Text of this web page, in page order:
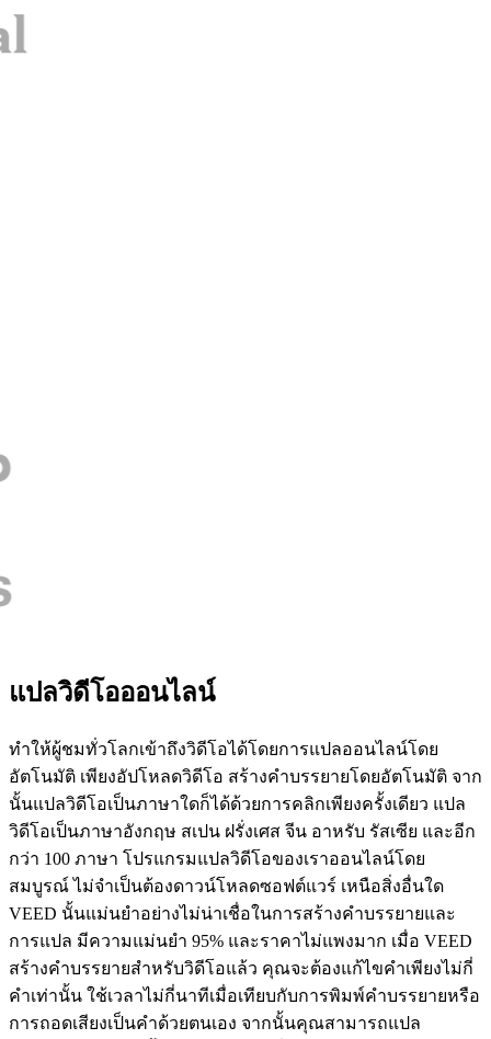
แปลวิดีโอออนไลน์
ทำให้ผู้ชมทั่วโลกเข้าถึงวิดีโอได้โดยการแปลออนไลน์โดย
อัตโนมัติ เพียงอัปโหลดวิดีโอ สร้างคำบรรยายโดยอัตโนมัติ จาก
นั้นแปลวิดีโอเป็นภาษาใดก็ได้ด้วยการคลิกเพียงครั้งเดียว แปล
วิดีโอเป็นภาษาอังกฤษ สเปน ฝรั่งเศส จีน อาหรับ รัสเซีย และอีก
กว่า 100 ภาษา โปรแกรมแปลวิดีโอของเราออนไลน์โดย
สมบูรณ์ ไม่จำเป็นต้องดาวน์โหลดซอฟต์แวร์ เหนือสิ่งอื่นใด
VEED นั้นแม่นยำอย่างไม่น่าเชื่อในการสร้างคำบรรยายและ
การแปล มีความแม่นยำ 95% และราคาไม่แพงมาก เมื่อ VEED
สร้างคำบรรยายสำหรับวิดีโอแล้ว คุณจะต้องแก้ไขคำเพียงไม่กี่
คำเท่านั้น ใช้เวลาไม่กี่นาทีเมื่อเทียบกับการพิมพ์คำบรรยายหรือ
การถอดเสียงเป็นคำด้วยตนเอง จากนั้นคุณสามารถแปล